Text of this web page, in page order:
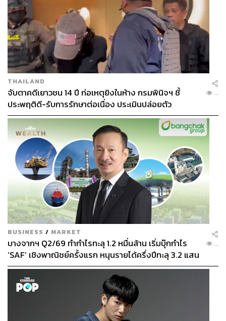
Greatness’ หรือค้นหาความยิ่งใหญ่ในตัวคุณ เพื่อต่อสู้กับ
adidas ที่เป็นผู้สนับสนุนหลัก ปรากฏว่าในปีนั้นมีคนเข้าใจว่า
Nike เป็นผู้สนับสนุนกีฬาโอลิมปิกถึง 37% ในขณะที่ adidas
ได้แค่ 24% เท่านั้น
แน่นอนว่าการหักเหลี่ยมเฉือนคมแบบนี้มีให้เห็นตลอดช่วง
การแข่งขันอย่างแน่นอน
LVMH โกยเหรียญทองก่อนเพื่อน
แต่มีอยู่แบรนด์หนึ่งที่ชิงออกตัวโกยเหรียญทองไปก่อนเพื่อน
คือแบรนด์ในเครือ LVMH ที่ปรากฏตัวอยู่ในแทบทุกส่วนของ
การแข่งขันโอลิมปิกเกมส์ ปารีส 2024 ตั้งแต่เหรียญรางวัลที่
ออกแบบโดย Chaumet, บริการด้านที่พักและการรับรองแขก
คนสำคัญโดย Moët & Chandon ไปจนถึงพิธีมอบเหรียญ
รางวัล ถาดที่ใส่เหรียญรางวัลก็ยังเป็นของ Louis Vuitton
THAILAND
จับตาคดีเยาวชน 14 ปี ก่อเหตุยิงในห้าง กรมพินิจฯ ชี้
ประพฤติดี-รับการรักษาต่อเนื่อง ประเมินปล่อยตัว
...
BUSINESS / MARKET
บางจากฯ Q2/69 ทำกำไรทะลุ 1.2 หมื่นล้าน เริ่มบุ๊กกำไร
‘SAF’ เชิงพาณิชย์ครั้งแรก หนุนรายได้ครึ่งปีทะลุ 3.2 แสน
ล้าน
...